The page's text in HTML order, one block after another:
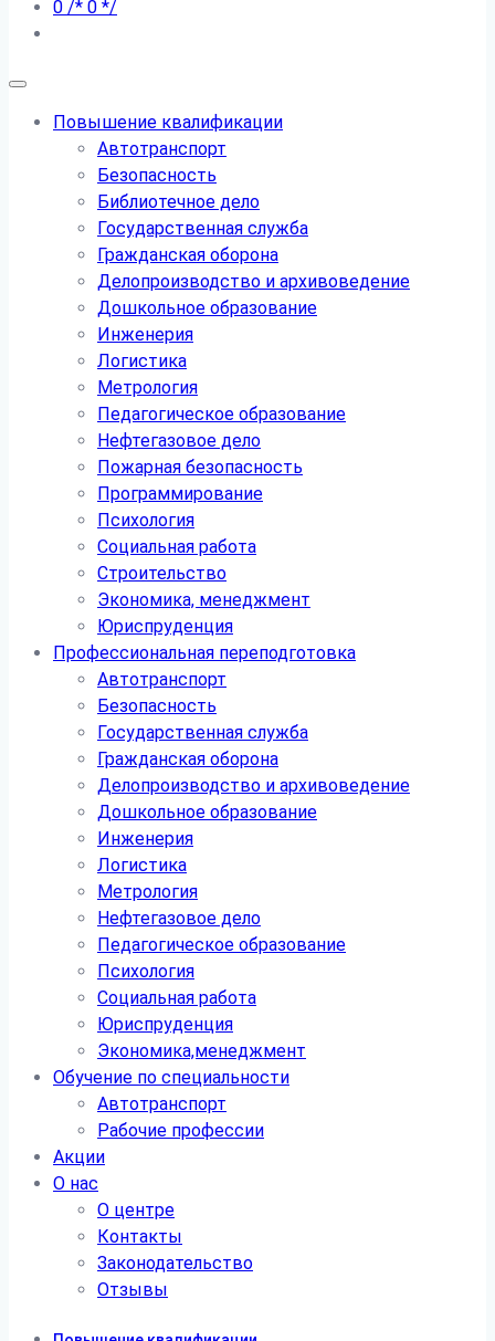
0 /* 0 */
Повышение квалификации
Автотранспорт
Безопасность
Библиотечное дело
Государственная служба
Гражданская оборона
Делопроизводство и архивоведение
Дошкольное образование
Инженерия
Логистика
Метрология
Педагогическое образование
Нефтегазовое дело
Пожарная безопасность
Программирование
Психология
Социальная работа
Строительство
Экономика, менеджмент
Юриспруденция
Профессиональная переподготовка
Автотранспорт
Безопасность
Государственная служба
Гражданская оборона
Делопроизводство и архивоведение
Дошкольное образование
Инженерия
Логистика
Метрология
Нефтегазовое дело
Педагогическое образование
Психология
Социальная работа
Юриспруденция
Экономика,менеджмент
Обучение по специальности
Автотранспорт
Рабочие профессии
Акции
О нас
О центре
Контакты
Законодательство
Отзывы